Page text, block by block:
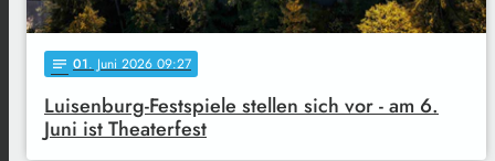
notes 01. Juni 2026 09:27
Luisenburg-Festspiele stellen sich vor - am 6.
Juni ist Theaterfest